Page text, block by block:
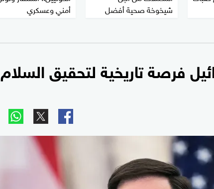
شيخوخة صحية أفضل
أمني وعسكري
فرصة تاريخية لتحقيق السلام